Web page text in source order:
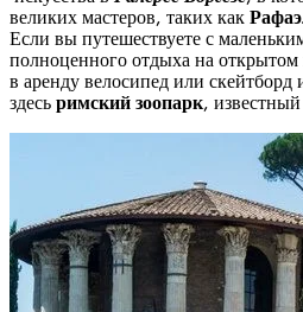
великих мастеров, таких как
Если вы путешествуете с
полноценного отдыха на открытом
в аренду велосипед или скейтборд
здесь римский зоопарк,